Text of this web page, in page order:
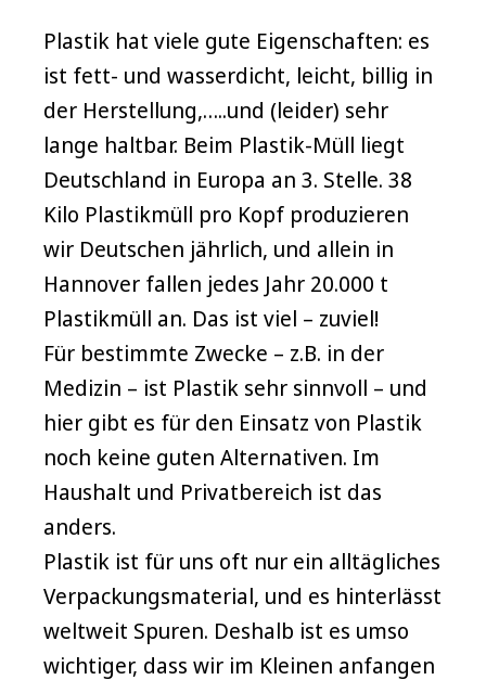
Plastik hat viele gute Eigenschaften: es
ist fett- und wasserdicht, leicht, billig in
der Herstellung,…..und (leider) sehr
lange haltbar. Beim Plastik-Müll liegt
Deutschland in Europa an 3. Stelle. 38
Kilo Plastikmüll pro Kopf produzieren
wir Deutschen jährlich, und allein in
Hannover fallen jedes Jahr 20.000 t
Plastikmüll an. Das ist viel – zuviel!
Für bestimmte Zwecke – z.B. in der
Medizin – ist Plastik sehr sinnvoll – und
hier gibt es für den Einsatz von Plastik
noch keine guten Alternativen. Im
Haushalt und Privatbereich ist das
anders.
Plastik ist für uns oft nur ein alltägliches
Verpackungsmaterial, und es hinterlässt
weltweit Spuren. Deshalb ist es umso
wichtiger, dass wir im Kleinen anfangen